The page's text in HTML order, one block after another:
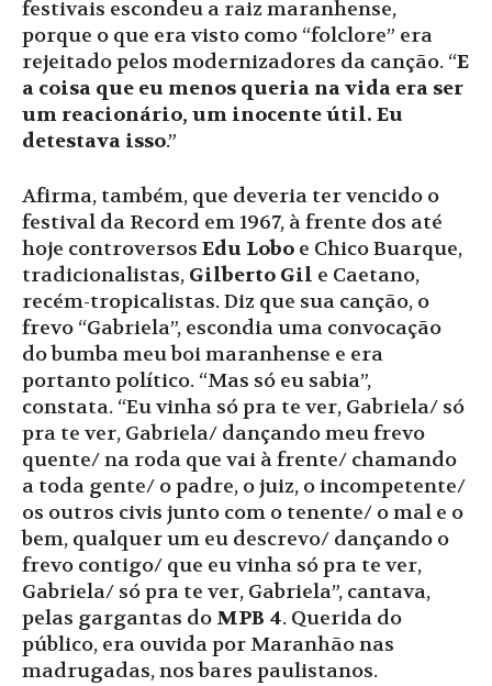
festivais escondeu a raiz maranhense,
porque o que era visto como “folclore” era
rejeitado pelos modernizadores da canção. “E
a coisa que eu menos queria na vida era ser
um reacionário, um inocente útil. Eu
detestava isso.”
Afirma, também, que deveria ter vencido o
festival da Record em 1967, à frente dos até
hoje controversos Edu Lobo e Chico Buarque,
tradicionalistas, Gilberto Gil e Caetano,
recém-tropicalistas. Diz que sua canção, o
frevo “Gabriela”, escondia uma convocação
do bumba meu boi maranhense e era
portanto político. “Mas só eu sabia”,
constata. “Eu vinha só pra te ver, Gabriela/ só
pra te ver, Gabriela/ dançando meu frevo
quente/ na roda que vai à frente/ chamando
a toda gente/ o padre, o juiz, o incompetente/
os outros civis junto com o tenente/ o mal e o
bem, qualquer um eu descrevo/ dançando o
frevo contigo/ que eu vinha só pra te ver,
Gabriela/ só pra te ver, Gabriela”, cantava,
pelas gargantas do MPB 4. Querida do
público, era ouvida por Maranhão nas
madrugadas, nos bares paulistanos.